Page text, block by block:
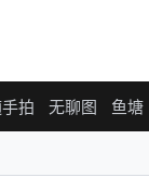
拍 无聊图 鱼塘